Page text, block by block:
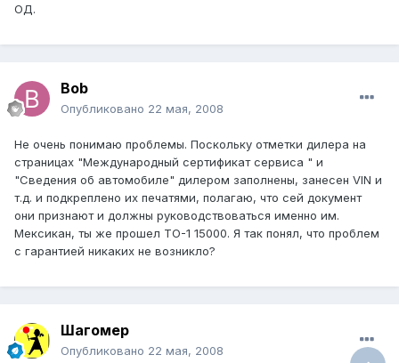
ОД.
Bob
Опубликовано 22 мая, 2008
Не очень понимаю проблемы. Поскольку отметки дилера на
страницах "Международный сертификат сервиса " и
"Сведения об автомобиле" дилером заполнены, занесен VIN и
т.д. и подкреплено их печатями, полагаю, что сей документ
они признают и должны руководствоваться именно им.
Мексикан, ты же прошел ТО-1 15000. Я так понял, что проблем
с гарантией никаких не возникло?
Шагомер
Опубликовано 22 мая, 2008